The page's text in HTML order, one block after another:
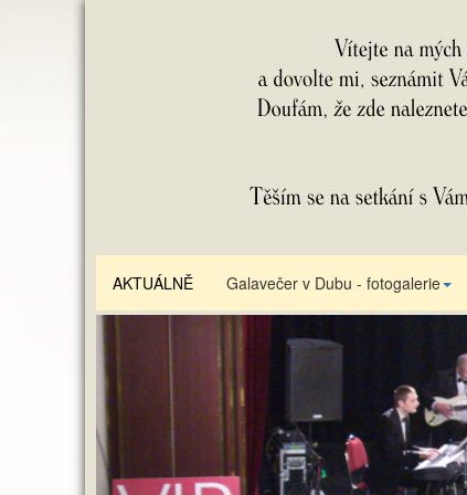
AKTUÁLNĚ Galavečer v Dubu - fotogalerie